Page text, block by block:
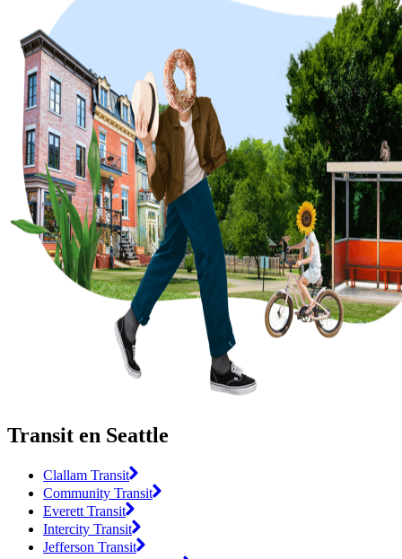
Transit en Seattle
Clallam Transit
Community Transit
Everett Transit
Intercity Transit
Jefferson Transit